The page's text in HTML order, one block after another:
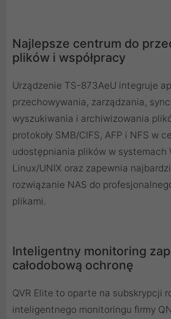
Najlepsze centrum do
plików i współpracy
Urządzenie TS-873AeU integruje
przechowywania, zarządzania,
wyszukiwania i archiwizowania
protokoły SMB/CIFS, AFP i NFS w
udostępniania plików w systemach
Linux/UNIX oraz zapewnia
rozwiązanie NAS do
plikami.
Inteligentny monitoring
całodobową ochronę
QVR Elite to oparte na subskrypcji
inteligentnego monitoringu firmy